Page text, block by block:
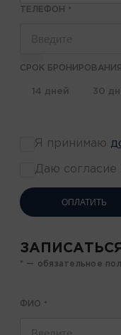
ТЕЛЕФОН *
СРОК БРОНИРОВАНИЯ
14 дней 30
Я принимаю
Даю согласие
ОПЛАТИТЬ
* — обязательное
ФИО *